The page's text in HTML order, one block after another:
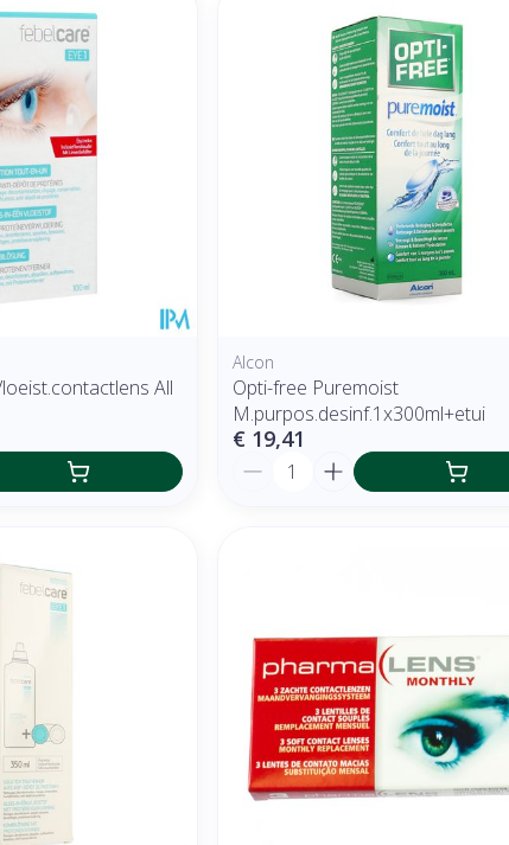
prijswaarden aan te passen.
All
Alcon
Opti-free Puremoist
M.purpos.desinf.1x300ml+etui
€ 19,41
Aantal